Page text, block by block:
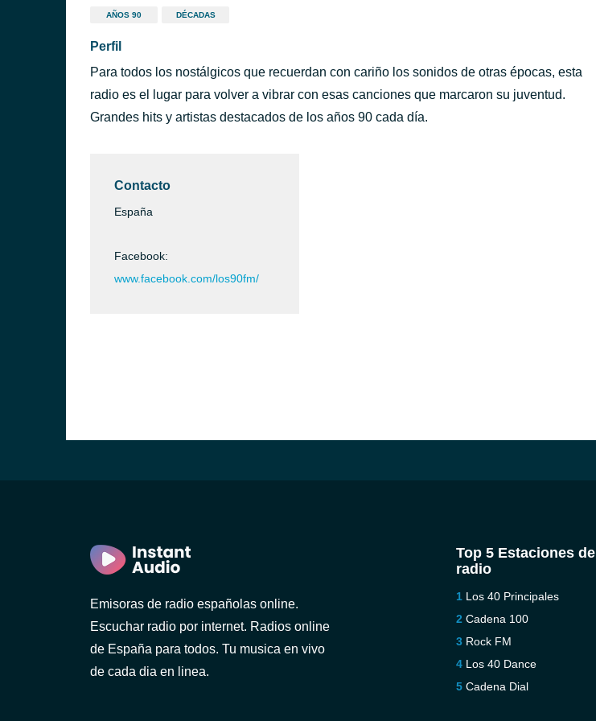
AÑOS 90 DÉCADAS
Perfil
Para todos los nostálgicos que recuerdan con cariño los sonidos de otras épocas, esta
radio es el lugar para volver a vibrar con esas canciones que marcaron su juventud.
Grandes hits y artistas destacados de los años 90 cada día.
Contacto
España
Facebook:
www.facebook.com/los90fm/
Emisoras de radio españolas online.
Escuchar radio por internet. Radios online
de España para todos. Tu musica en vivo
de cada dia en linea.
Top 5 Estaciones de
radio
Los 40 Principales
Cadena 100
Rock FM
Los 40 Dance
Cadena Dial